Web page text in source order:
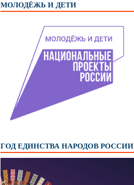
МОЛОДЁЖЬ И ДЕТИ
ГОД ЕДИНСТВА НАРОДОВ РОССИИ